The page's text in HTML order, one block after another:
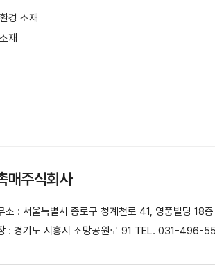
경 소재
재
매주식회사
소 : 서울특별시 종로구 청계천로 41, 영풍빌
: 경기도 시흥시 소망공원로 91 TEL. 031-